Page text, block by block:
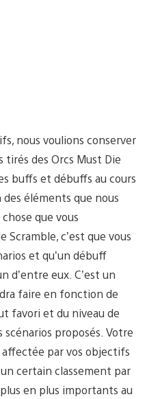
nous voulions conserver
des Orcs Must Die
buffs et débuffs au cours
éléments que nous
que vous
c’est que vous
et qu’un débuff
d’entre eux. C’est un
faire en fonction de
favori et du niveau de
proposés. Votre
par vos objectifs
certain classement par
en plus importants au